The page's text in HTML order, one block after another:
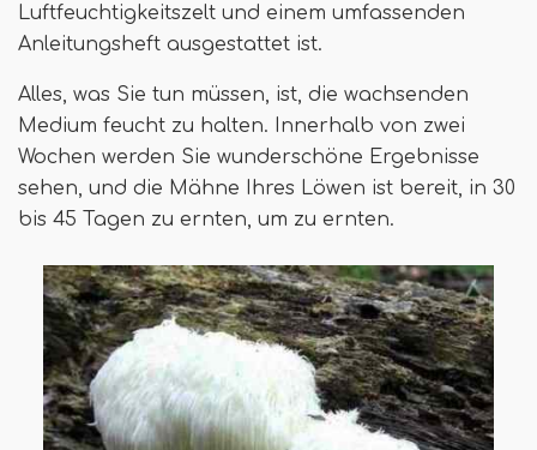
Luftfeuchtigkeitszelt und einem umfassenden
Anleitungsheft ausgestattet ist.
Alles, was Sie tun müssen, ist, die wachsenden
Medium feucht zu halten. Innerhalb von zwei
Wochen werden Sie wunderschöne Ergebnisse
sehen, und die Mähne Ihres Löwen ist bereit, in 30
bis 45 Tagen zu ernten, um zu ernten.